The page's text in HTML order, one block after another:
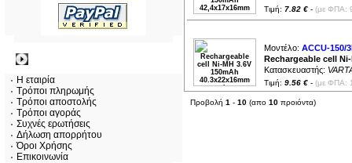
Η εταιρία
Τρόποι πληρωμής
Τρόποι αποστολής
Τρόποι αγοράς
Συχνές ερωτήσεις
Δήλωση απορρήτου
Όροι Χρήσης
Επικοινωνία
Τιμή: 7.82 € - (με ΦΠΑ:
Μοντέλο: ACCU-150/
Rechargeable cell
Κατασκευαστής:
Τιμή: 9.56 € - (με ΦΠΑ:
Προβολή 1 - 10 (απο 10 προιόντα)